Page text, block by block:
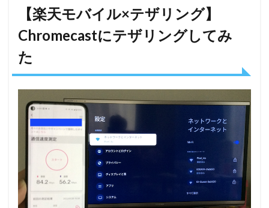
動画
は問
題な
4
【楽
天モ
バイ
テザ
リン
重要
【楽天モバイル×テザリング】
Chromecastにテザリングしてみ
た